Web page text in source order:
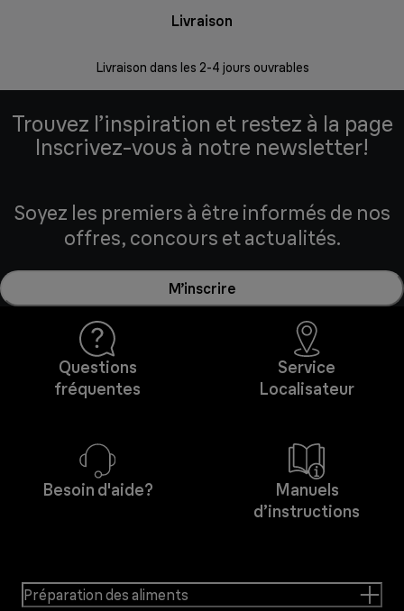
Livraison
Livraison dans les 2-4 jours ouvrables
Trouvez l’inspiration et restez à la page
Inscrivez-vous à notre newsletter!
Soyez les premiers à être informés de nos
offres, concours et actualités.
M’inscrire
Questions
fréquentes
Service
Localisateur
Besoin d'aide?
Manuels
d’instructions
Préparation des aliments